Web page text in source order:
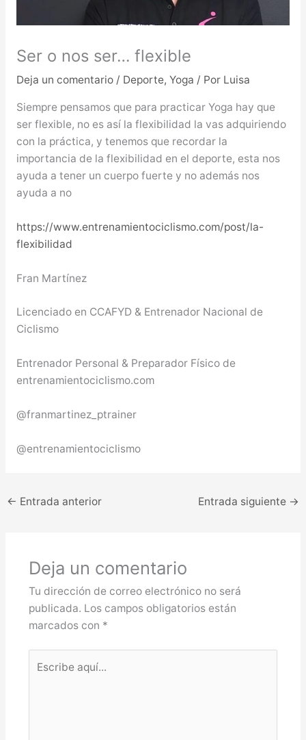
Ser o nos ser… flexible
Deja un comentario / Deporte, Yoga / Por Luisa
Siempre pensamos que para practicar Yoga hay que
ser flexible, no es así la flexibilidad la vas adquiriendo
con la práctica, y tenemos que recordar la
importancia de la flexibilidad en el deporte, esta nos
ayuda a tener un cuerpo fuerte y no además nos
ayuda a no
https://www.entrenamientociclismo.com/post/la-
flexibilidad
Fran Martínez
Licenciado en CCAFYD & Entrenador Nacional de
Ciclismo
Entrenador Personal & Preparador Físico de
entrenamientociclismo.com
@franmartinez_ptrainer
@entrenamientociclismo
← Entrada anterior Entrada siguiente →
Deja un comentario
Tu dirección de correo electrónico no será
publicada. Los campos obligatorios están
marcados con *
aquí...